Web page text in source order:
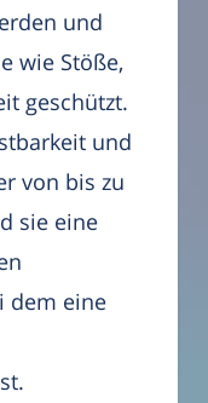
und
wie Stöße,
geschützt.
und
von bis zu
sie eine
dem eine